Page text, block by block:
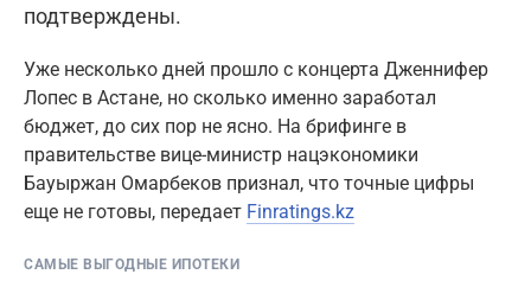
подтверждены.
Уже несколько дней прошло с концерта Дженнифер
Лопес в Астане, но сколько именно заработал
бюджет, до сих пор не ясно. На брифинге в
правительстве вице-министр нацэкономики
Бауыржан Омарбеков признал, что точные цифры
еще не готовы, передает Finratings.kz
САМЫЕ ВЫГОДНЫЕ ИПОТЕКИ